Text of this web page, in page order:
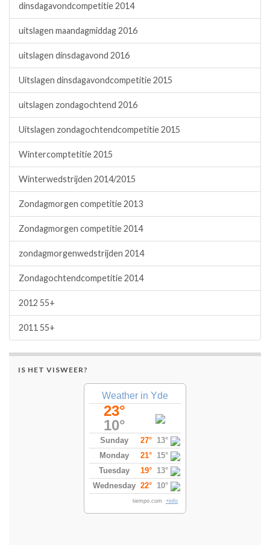
dinsdagavondcompetitie 2014
uitslagen maandagmiddag 2016
uitslagen dinsdagavond 2016
Uitslagen dinsdagavondcompetitie 2015
uitslagen zondagochtend 2016
Uitslagen zondagochtendcompetitie 2015
Wintercomptetitie 2015
Winterwedstrijden 2014/2015
Zondagmorgen competitie 2013
Zondagmorgen competitie 2014
zondagmorgenwedstrijden 2014
Zondagochtendcompetitie 2014
2012 55+
2011 55+
IS HET VISWEER?
Weather in Yde
23°
10°
Sunday 27° 13°
Monday
21° 15°
Tuesday
19° 13°
Wednesday 22° 10°
tiempo.com +info